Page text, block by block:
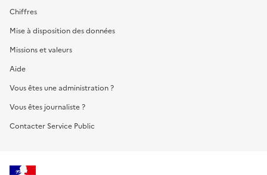
Chiffres
Mise à disposition des données
Missions et valeurs
Aide
Vous êtes une administration ?
Vous êtes journaliste ?
Contacter Service Public